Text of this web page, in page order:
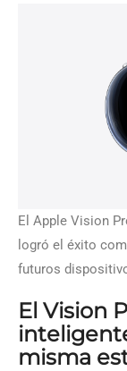
El Apple Vision
logró el éxito
futuros
El Vision
misma